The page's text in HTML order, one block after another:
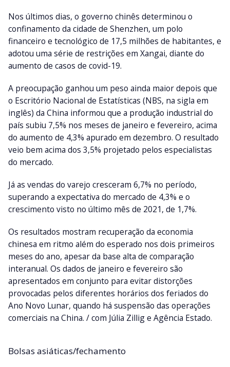
Nos últimos dias, o governo chinês determinou o
confinamento da cidade de Shenzhen, um polo
financeiro e tecnológico de 17,5 milhões de habitantes, e
adotou uma série de restrições em Xangai, diante do
aumento de casos de covid-19.
A preocupação ganhou um peso ainda maior depois que
o Escritório Nacional de Estatísticas (NBS, na sigla em
inglês) da China informou que a produção industrial do
país subiu 7,5% nos meses de janeiro e fevereiro, acima
do aumento de 4,3% apurado em dezembro. O resultado
veio bem acima dos 3,5% projetado pelos especialistas
do mercado.
Já as vendas do varejo cresceram 6,7% no período,
superando a expectativa do mercado de 4,3% e o
crescimento visto no último mês de 2021, de 1,7%.
Os resultados mostram recuperação da economia
chinesa em ritmo além do esperado nos dois primeiros
meses do ano, apesar da base alta de comparação
interanual. Os dados de janeiro e fevereiro são
apresentados em conjunto para evitar distorções
provocadas pelos diferentes horários dos feriados do
Ano Novo Lunar, quando há suspensão das operações
comerciais na China. / com Júlia Zillig e Agência Estado.
Bolsas asiáticas/fechamento